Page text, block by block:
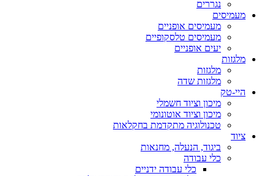
נגררים
מעמיסים
מעמיסים אופניים
מעמיסים טלסקופיים
יעים אופניים
מלגזות
מלגזות
מלגזות שדה
היי-טק
מיכון וציוד חשמלי
מיכון וציוד אוטונומי
טכנולוגיה מתקדמת בחקלאות
ציוד
ביגוד, הנעלה, מחנאות
כלי עבודה
כלי עבודה ידניים